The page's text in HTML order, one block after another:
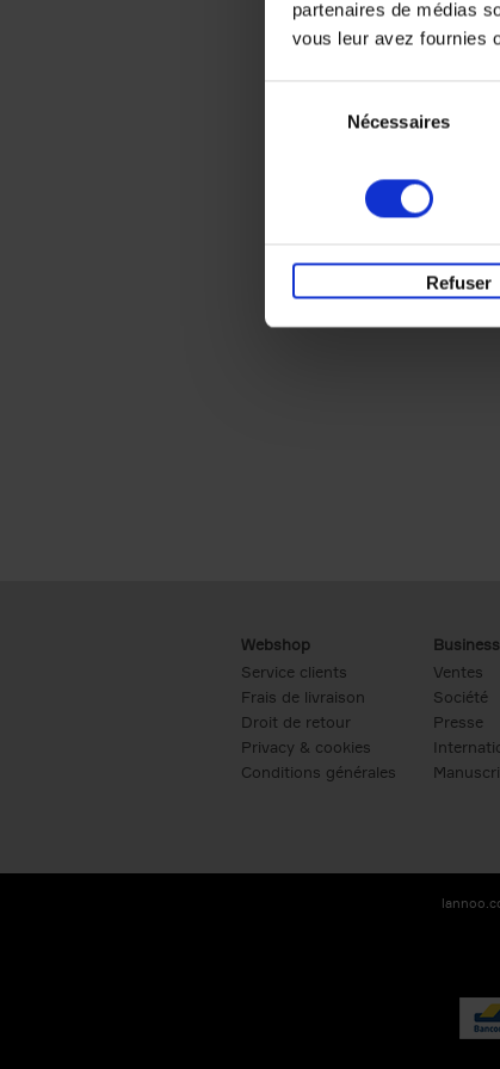
partenaires de médias
vous leur avez fournies
Nécessaires
Refuser
Webshop
Service clients
Frais de livraison
Droit de retour
Privacy & cookies
Conditions générales
Business
Ventes
Société
Presse